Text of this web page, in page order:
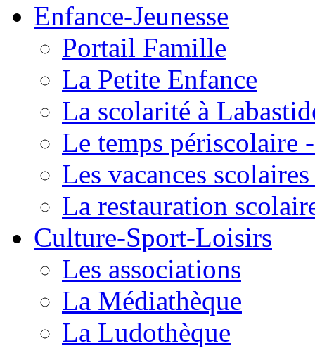
Enfance-Jeunesse
Portail Famille
La Petite Enfance
La scolarité à
Le temps périscolaire
Les vacances
La restauration
Culture-Sport-Loisirs
Les associations
La Médiathèque
La Ludothèque